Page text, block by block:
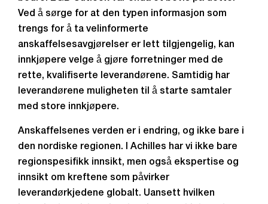
Ved å sørge for at den typen informasjon som
trengs for å ta velinformerte
anskaffelsesavgjørelser er lett tilgjengelig, kan
innkjøpere velge å gjøre forretninger med de
rette, kvalifiserte leverandørene. Samtidig har
leverandørene muligheten til å starte samtaler
med store innkjøpere.
Anskaffelsenes verden er i endring, og ikke bare i
den nordiske regionen. I Achilles har vi ikke bare
regionspesifikk innsikt, men også ekspertise og
innsikt om kreftene som påvirker
leverandørkjedene globalt. Uansett hvilken